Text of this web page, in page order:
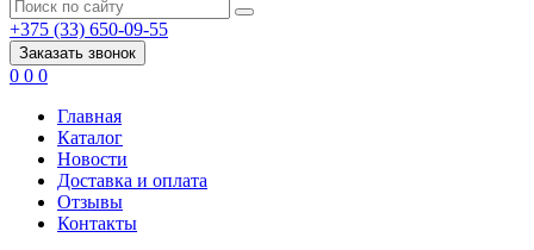
+375 (33) 650-09-55
Заказать звонок
0 0 0
Главная
Каталог
Новости
Доставка и оплата
Отзывы
Контакты